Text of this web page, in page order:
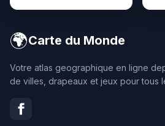
🌍Carte du Monde
Votre atlas geographique en ligne
de villes, drapeaux et jeux pour tous